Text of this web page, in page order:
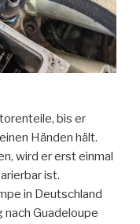
bis er
Händen hält.
wird er erst einmal
ist.
in Deutschland
Guadeloupe